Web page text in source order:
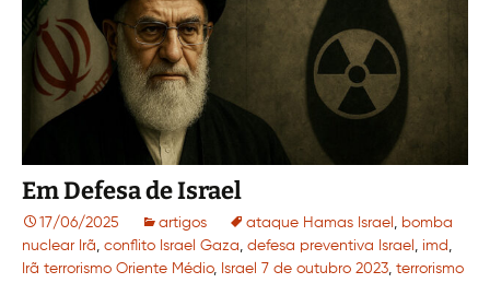
Em Defesa de Israel
17/06/2025 artigos ataque Hamas Israel , bomba
nuclear Irã, conflito Israel Gaza, defesa preventiva Israel , imd ,
Irã terrorismo Oriente Médio, Israel 7 de outubro 2023, terrorismo